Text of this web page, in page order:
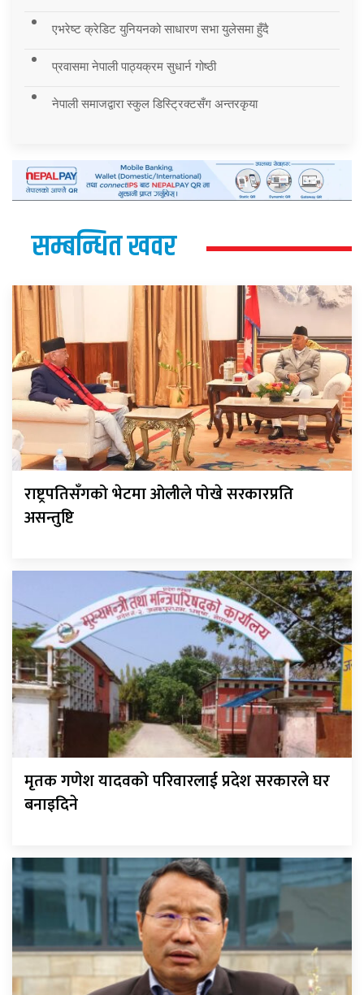
एभरेष्ट क्रेडिट युनियनको साधारण सभा युलेसमा हुँदै
प्रवासमा नेपाली पाठ्यक्रम सुधार्न गोष्ठी
नेपाली समाजद्वारा स्कुल डिस्ट्रिक्टसँग अन्तरकृया
सम्बन्धित खवर
राष्ट्रपतिसँगको भेटमा ओलीले पोखे सरकारप्रति
असन्तुष्टि
मृतक गणेश यादवको परिवारलाई प्रदेश सरकारले घर
बनाइदिने